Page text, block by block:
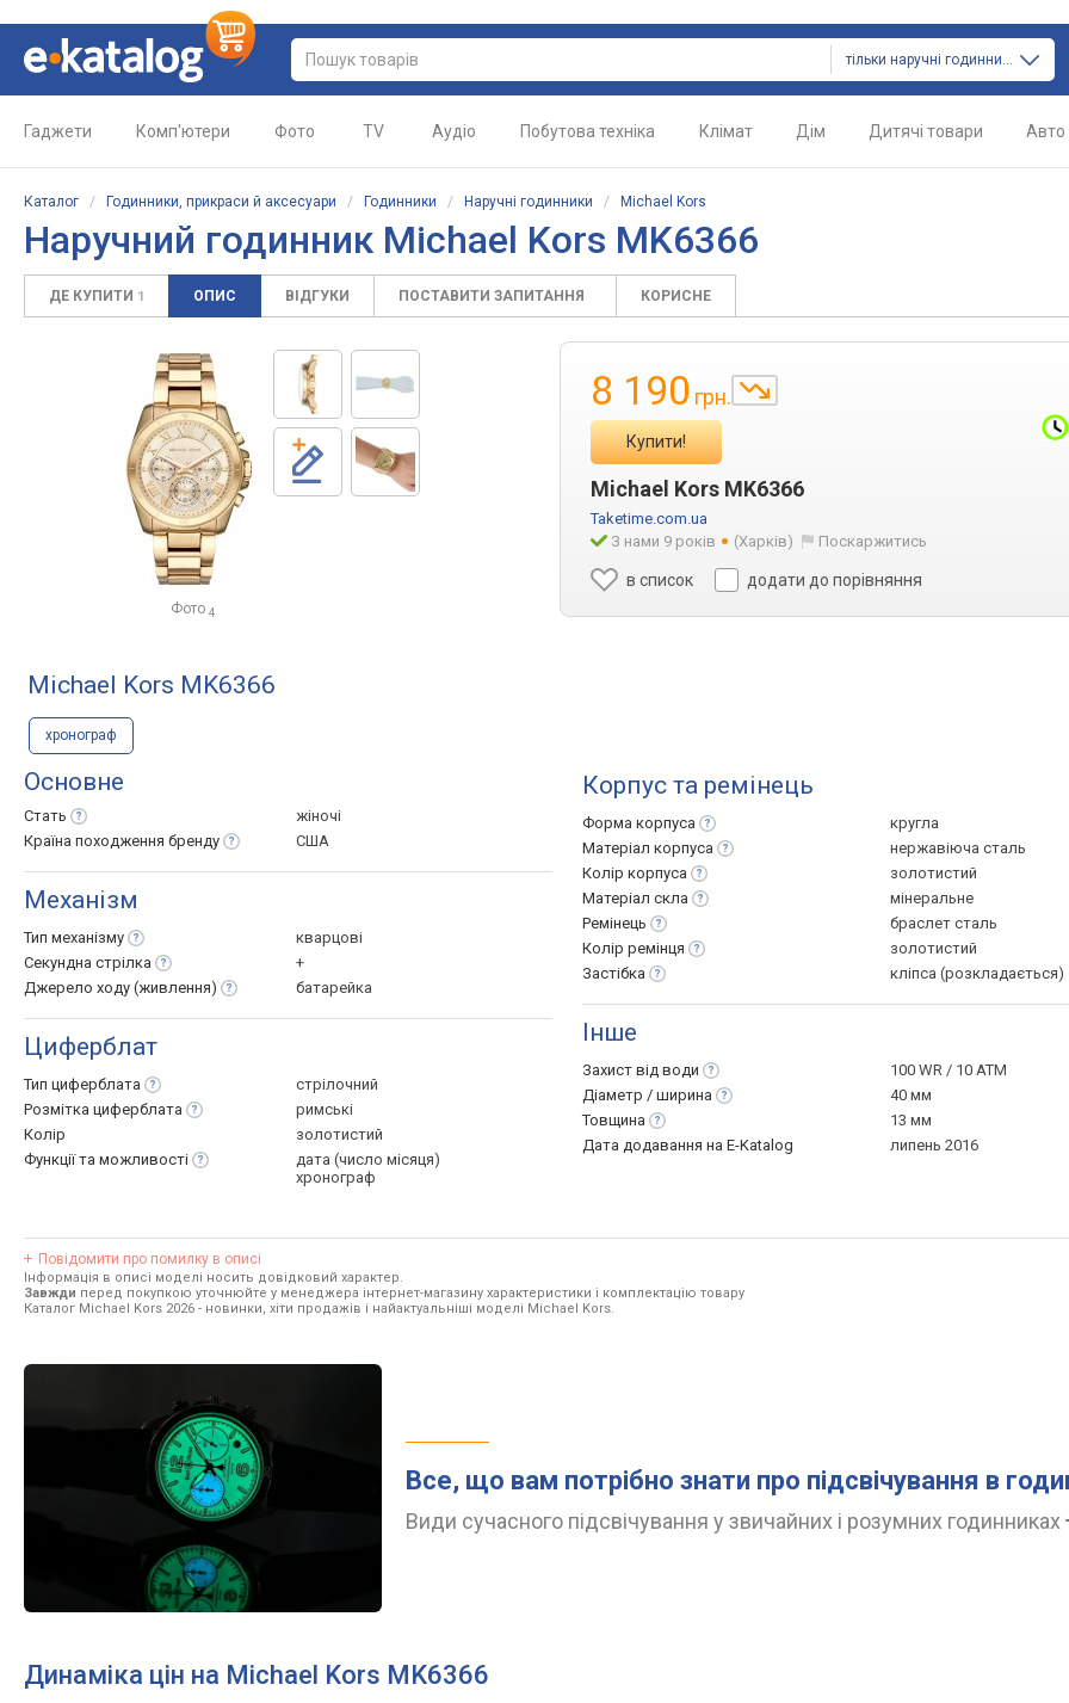
тільки наручні годинники
Гаджети Комп'ютери Фото TV Аудіо Побутова техніка Клімат Дім Дитячі товари Авто
Каталог / Годинники, прикраси й аксесуари / Годинники / Наручні годинники / Michael Kors
Наручний годинник Michael Kors MK6366
ДЕ КУПИТИ 1 ОПИС ВІДГУКИ ПОСТАВИТИ ЗАПИТАННЯ КОРИСНЕ
Фото 4
8 190 грн.
Купити!
Michael Kors MK6366
Taketime.com.ua
З нами 9 років
(Харків) Поскаржитись
в список додати до порівняння
Michael Kors MK6366
хронограф
Основне
Стать
жіночі
Країна походження бренду США
Механізм
Тип механізму
кварцові
Секундна стрілка
+
Джерело ходу (живлення) батарейка
Циферблат
Тип циферблата
стрілочний
Розмітка циферблата
римські
Колір
золотистий
Функції та можливості
дата (число місяця)
хронограф
Корпус та ремінець
Форма корпуса
кругла
Матеріал корпуса
нержавіюча сталь
Колір корпуса
золотистий
Матеріал скла
мінеральне
Ремінець
браслет сталь
Колір ремінця
золотистий
Застібка
кліпса (розкладається)
Інше
Захист від води
100 WR / 10 ATM
Діаметр / ширина
40 мм
Товщина
13 мм
Дата додавання на E-Katalog
липень 2016
Повідомити про помилку в описі
Інформація в описі моделі носить довідковий характер.
Завжди перед покупкою уточнюйте у менеджера інтернет-магазину характеристики і комплектацію товару
Каталог Michael Kors 2026 - новинки, хіти продажів і найактуальніші моделі Michael Kors.
Все, що вам потрібно знати про підсвічування в
Види сучасного підсвічування у звичайних і розумних годинниках
Динаміка цін на Michael Kors MK6366